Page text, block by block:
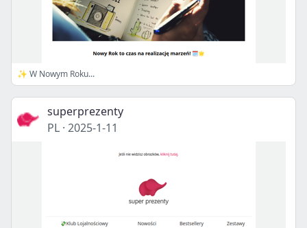
✨ W Nowym Roku...
superprezenty
PL · 2025-1-11